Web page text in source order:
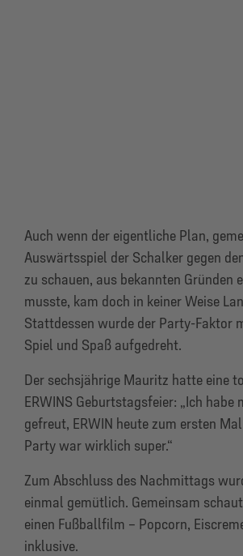
Auch wenn der eigentliche Plan,
Auswärtsspiel der Schalker gegen
zu schauen, aus bekannten Gründen
musste, kam doch in keiner Weise
Stattdessen wurde der Party-Faktor
Spiel und Spaß aufgedreht.
Der sechsjährige Mauritz hatte eine
ERWINS Geburtstagsfeier: „Ich habe
gefreut, ERWIN heute zum ersten
Party war wirklich super.“
Zum Abschluss des Nachmittags
einmal gemütlich. Gemeinsam
einen Fußballfilm – Popcorn,
inklusive.